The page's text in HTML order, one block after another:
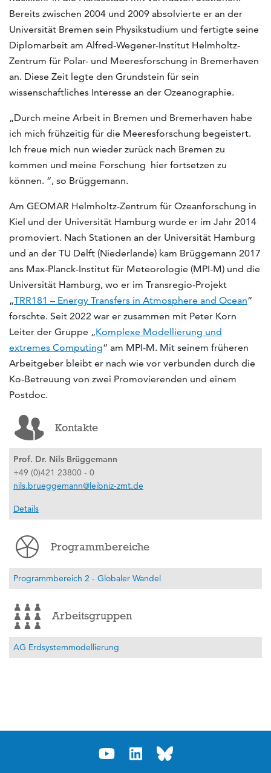
Bereits zwischen 2004 und 2009 absolvierte er an der
Universität Bremen sein Physikstudium und fertigte seine
Diplomarbeit am Alfred-Wegener-Institut Helmholtz-
Zentrum für Polar- und Meeresforschung in Bremerhaven
an. Diese Zeit legte den Grundstein für sein
wissenschaftliches Interesse an der Ozeanographie.
„Durch meine Arbeit in Bremen und Bremerhaven habe
ich mich frühzeitig für die Meeresforschung begeistert.
Ich freue mich nun wieder zurück nach Bremen zu
kommen und meine Forschung hier fortsetzen zu
können. “, so Brüggemann.
Am GEOMAR Helmholtz-Zentrum für Ozeanforschung in
Kiel und der Universität Hamburg wurde er im Jahr 2014
promoviert. Nach Stationen an der Universität Hamburg
und an der TU Delft (Niederlande) kam Brüggemann 2017
ans Max-Planck-Institut für Meteorologie (MPI-M) und die
Universität Hamburg, wo er im Transregio-Projekt
„TRR181 – Energy Transfers in Atmosphere and Ocean“
forschte. Seit 2022 war er zusammen mit Peter Korn
Leiter der Gruppe „Komplexe Modellierung und
extremes Computing“ am MPI-M. Mit seinem früheren
Arbeitgeber bleibt er nach wie vor verbunden durch die
Ko-Betreuung von zwei Promovierenden und einem
Postdoc.
Kontakte
Prof. Dr. Nils Brüggemann
+49 (0)421 23800 - 0
nils.brueggemann@leibniz-zmt.de
Details
Programmbereiche
Programmbereich 2 - Globaler Wandel
Arbeitsgruppen
AG Erdsystemmodellierung